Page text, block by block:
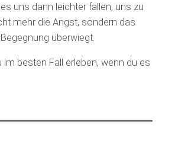
uns dann leichter fallen, uns zu
mehr die Angst, sondern das
überwiegt.
besten Fall erleben, wenn du es